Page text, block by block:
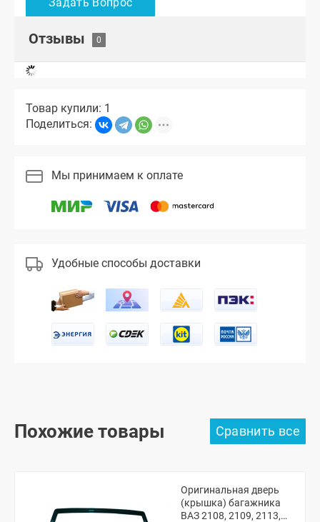
Отзывы
Товар купили: 1
Поделиться:
Мы принимаем к оплате
Удобные способы доставки
Похожие товары
Оригинальная дверь
(крышка) багажника
ВАЗ 2108, 2109, 2113,